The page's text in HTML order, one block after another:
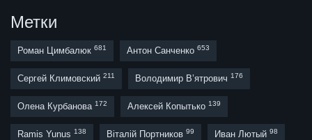
Метки
Роман Цимбалюк 681 Антон Санченко 653
Сергей Климовский 211 Володимир В’ятрович 176
Олена Курбанова 172 Алексей Копытько 139
Ramis Yunus 138 Віталій Портников 99 Иван Лютый 98